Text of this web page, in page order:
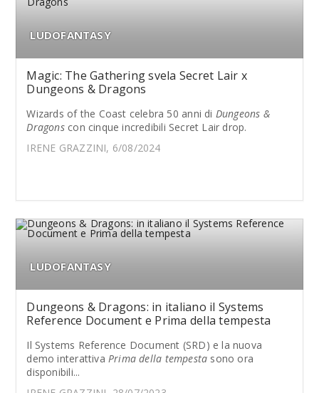
LUDOFANTASY
Magic: The Gathering svela Secret Lair x
Dungeons & Dragons
Wizards of the Coast celebra 50 anni di Dungeons &
Dragonscon cinque incredibili Secret Lair drop.
IRENE GRAZZINI, 6/08/2024
LUDOFANTASY
Dungeons & Dragons: in italiano il Systems
Reference Document e Prima della tempesta
Il Systems Reference Document (SRD) e la nuova
demo interattiva Prima della tempesta sono ora
disponibili...